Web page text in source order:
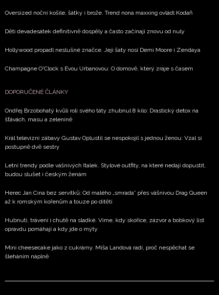
Oversized noční košile, šátky i brože. Trend nona maxxing ovládl Kodaň
Děti devadesátek definitivně dospěly a často začínají znovu od nuly
Hollywood propadl neslušné značce. Její šaty nosí Demi Moore i Zendaya
Champagne O'Clock s Evou Urbanovou: O domově, který zraje s časem
DOPORUČENÉ ČLÁNKY
Ondřej Brzobohatý kvůli roli svého táty zhubnul 8 kilo: Drastický detox na
šťávách, masu a zelenině
Král televizní zábavy Gustav Oplustil se nespokojil s jednou ženou: Vzal si
postupně dvě sestry
Letní trendy podle vášnivých Italek. Stylové outfity, na které nedají dopustit,
budou slušet i českým ženám
Herec Jan Cina bez servítků: Od malého „smrada” přes vášnivou Drag Queen
až k romským kořenům a touze po dítěti
Hubnutí, trávení i chutě na sladké. Víme, kdy skořice, zázvor a bobkový list
opravdu pomáhají a kdy jde o mýty
Mini cheesecake jako z cukrárny. Míša Landová radí, proč nespěchat se
šleháním náplně